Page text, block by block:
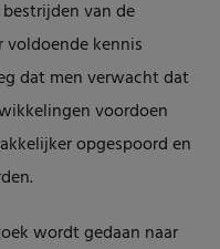
van de
voldoende kennis
dat men verwacht dat
voordoen
opgespoord en
wordt gedaan naar